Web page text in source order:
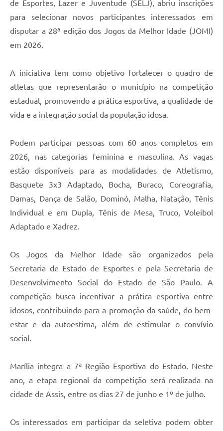
de Esportes, Lazer e Juventude (SELJ), abriu inscrições
para selecionar novos participantes interessados em
disputar a 28ª edição dos Jogos da Melhor Idade (JOMI)
em 2026.
A iniciativa tem como objetivo fortalecer o quadro de
atletas que representarão o município na competição
estadual, promovendo a prática esportiva, a qualidade de
vida e a integração social da população idosa.
Podem participar pessoas com 60 anos completos em
2026, nas categorias feminina e masculina. As vagas
estão disponíveis para as modalidades de Atletismo,
Basquete 3x3 Adaptado, Bocha, Buraco, Coreografia,
Damas, Dança de Salão, Dominó, Malha, Natação, Tênis
Individual e em Dupla, Tênis de Mesa, Truco, Voleibol
Adaptado e Xadrez.
Os Jogos da Melhor Idade são organizados pela
Secretaria de Estado de Esportes e pela Secretaria de
Desenvolvimento Social do Estado de São Paulo. A
competição busca incentivar a prática esportiva entre
idosos, contribuindo para a promoção da saúde, do bem-
estar e da autoestima, além de estimular o convívio
social.
Marília integra a 7ª Região Esportiva do Estado. Neste
ano, a etapa regional da competição será realizada na
cidade de Assis, entre os dias 27 de junho e 1º de julho.
Os interessados em participar da seletiva podem obter